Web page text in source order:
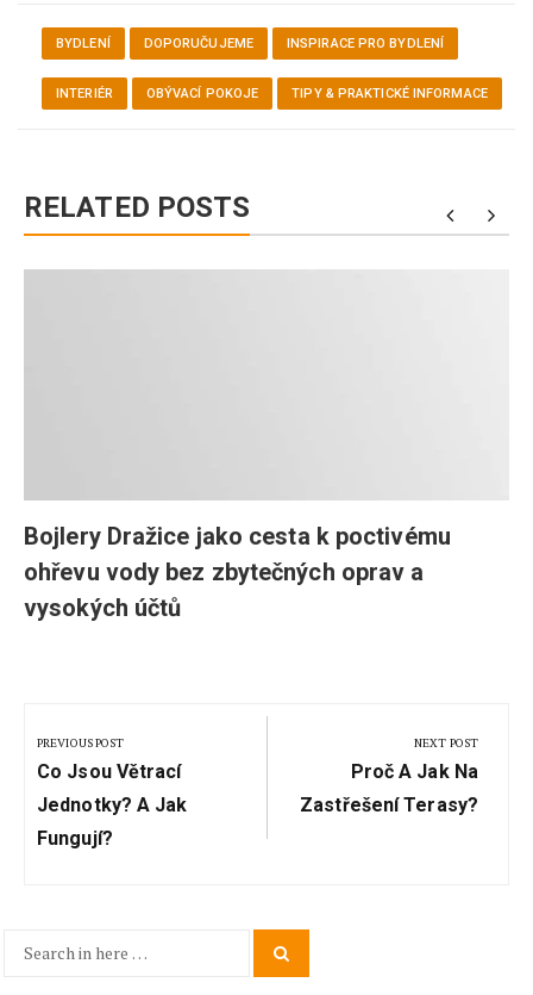
BYDLENÍ DOPORUČUJEME INSPIRACE PRO BYDLENÍ
INTERIÉR OBÝVACÍ POKOJE TIPY & PRAKTICKÉ INFORMACE
RELATED POSTS
Bojlery Dražice jako cesta k poctivému
ohřevu vody bez zbytečných oprav a
vysokých účtů
pro
příspěvek
PREVIOUS POST
Previous
Post:
Co Jsou Větrací
Jednotky? A Jak
Fungují?
NEXT POST
Next
Post:
Proč A Jak Na
Zastřešení Terasy?
Search